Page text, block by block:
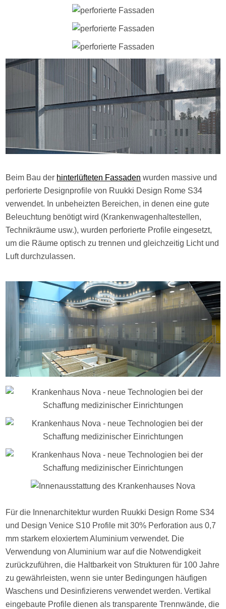
Beim Bau der hinterlüfteten Fassaden wurden massive und
perforierte Designprofile von Ruukki Design Rome S34
verwendet. In unbeheizten Bereichen, in denen eine gute
Beleuchtung benötigt wird (Krankenwagenhaltestellen,
Technikräume usw.), wurden perforierte Profile eingesetzt,
um die Räume optisch zu trennen und gleichzeitig Licht und
Luft durchzulassen.
Für die Innenarchitektur wurden Ruukki Design Rome S34
und Design Venice S10 Profile mit 30% Perforation aus 0,7
mm starkem eloxiertem Aluminium verwendet. Die
Verwendung von Aluminium war auf die Notwendigkeit
zurückzuführen, die Haltbarkeit von Strukturen für 100 Jahre
zu gewährleisten, wenn sie unter Bedingungen häufigen
Waschens und Desinfizierens verwendet werden. Vertikal
eingebaute Profile dienen als transparente Trennwände, die